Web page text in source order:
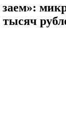
тысяч